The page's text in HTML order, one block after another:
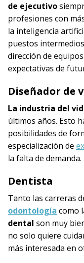
de ejecutivo
profesiones con
la inteligencia
puestos
dirección de
expectativas de
Diseñador de
La industria del
últimos años. Esto
posibilidades de
especialización de
la falta de demanda.
Dentista
Tanto las carreras
odontología como
dental son muy
no solo quiere
más interesada en